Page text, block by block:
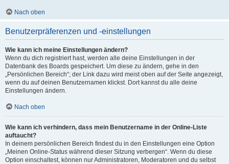
Nach oben
Benutzerpräferenzen und -einstellungen
Wie kann ich meine Einstellungen ändern?
Wenn du dich registriert hast, werden alle deine Einstellungen in der
Datenbank des Boards gespeichert. Um diese zu ändern, gehe in den
„Persönlichen Bereich“; der Link dazu wird meist oben auf der Seite angezeigt,
wenn du auf deinen Benutzernamen klickst. Dort kannst du alle deine
Einstellungen ändern.
Nach oben
Wie kann ich verhindern, dass mein Benutzername in der Online-Liste
auftaucht?
In deinem persönlichen Bereich findest du in den Einstellungen eine Option
„Meinen Online-Status während dieser Sitzung verbergen“. Wenn du diese
Option einschaltest, können nur Administratoren, Moderatoren und du selbst